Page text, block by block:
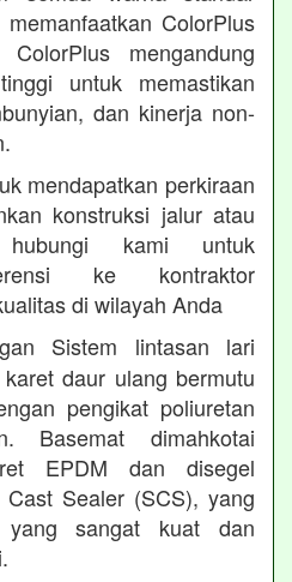
ColorPlus
mengandung
untuk memastikan
dan kinerja non-
mendapatkan perkiraan
konstruksi jalur atau
kami untuk
ke kontraktor
di wilayah Anda
Sistem lintasan lari
daur ulang bermutu
pengikat poliuretan
Basemat dimahkotai
EPDM dan disegel
Sealer (SCS), yang
yang sangat kuat dan